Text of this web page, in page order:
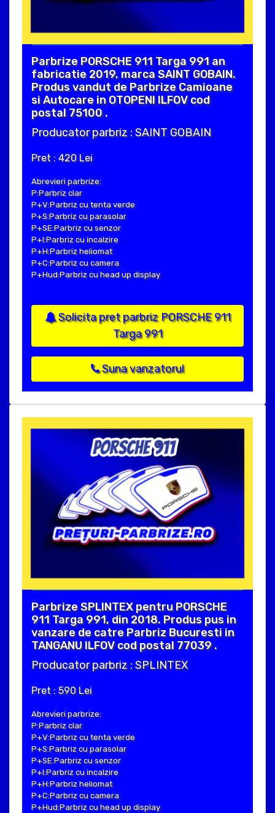
Parbrize PORSCHE 911 Targa 991 an
fabricatie 2019, marca SAINT GOBAIN.
Produs vandut de Parbrize Camioane
si Autocare in OTOPENI ILFOV cod
postal 75100 .
Producator parbriz : SAINT GOBAIN
Pret : 420 Lei
Abrevieri parbrize:
P:Parbriz clar
P+V:Parbriz cu tenta verde
P+S:Parbriz cu parasolar
P+SE:Parbriz cu senzor
P+I:Parbriz cu incalzire
P+H:Parbriz heliomat
P+C:Parbriz cu camera
P+Hud:Parbriz cu head up display
Solicita pret parbriz PORSCHE 911
Targa 991
Suna vanzatorul
Parbrize SPLINTEX pentru PORSCHE
911 Targa 991, din 2018. Produs pus in
vanzare de catre Parbriz Bucuresti in
TANGANU ILFOV cod postal 77039 .
Producator parbriz : SPLINTEX
Pret : 590 Lei
Abrevieri parbrize:
P:Parbriz clar
P+V:Parbriz cu tenta verde
P+S:Parbriz cu parasolar
P+SE:Parbriz cu senzor
P+I:Parbriz cu incalzire
P+H:Parbriz heliomat
P+C:Parbriz cu camera
P+Hud:Parbriz cu head up display